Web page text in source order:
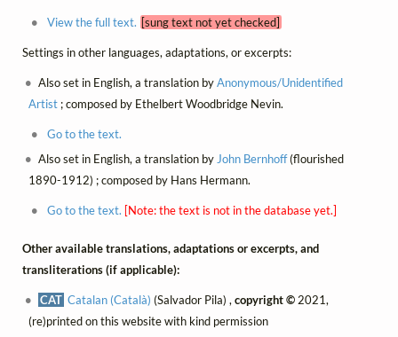
View the full text. [sung text not yet checked]
Settings in other languages, adaptations, or excerpts:
Also set in English, a translation byAnonymous/Unidentified
Artist; composed by Ethelbert Woodbridge Nevin.
Go to the text.
Also set in English, a translation by John Bernhoff(flourished
1890-1912) ; composed by Hans Hermann.
Go to the text. [Note: the text is not in the database yet.]
Other available translations, adaptations or excerpts, and
transliterations (if applicable):
CAT Catalan (Català) (Salvador Pila) ,copyright © 2021,
(re)printed on this website with kind permission